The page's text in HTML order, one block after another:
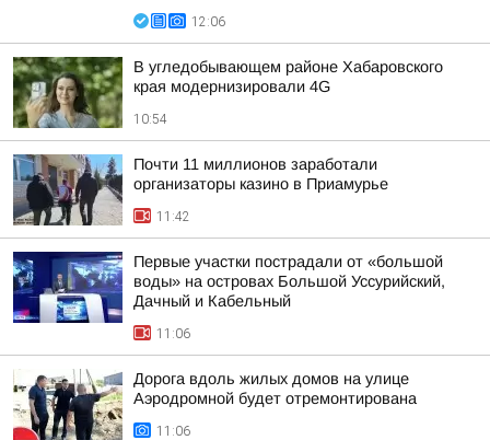
12:06
В угледобывающем районе Хабаровского
края модернизировали 4G
10:54
Почти 11 миллионов заработали
организаторы казино в Приамурье
11:42
Первые участки пострадали от «большой
воды» на островах Большой Уссурийский,
Дачный и Кабельный
11:06
Дорога вдоль жилых домов на улице
Аэродромной будет отремонтирована
11:06